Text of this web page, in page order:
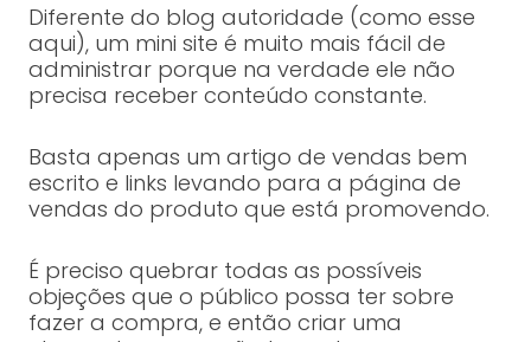
Diferente do blog autoridade (como esse
aqui), um mini site é muito mais fácil de
administrar porque na verdade ele não
precisa receber conteúdo constante.
Basta apenas um artigo de vendas bem
escrito e links levando para a página de
vendas do produto que está promovendo.
É preciso quebrar todas as possíveis
objeções que o público possa ter sobre
fazer a compra, e então criar uma